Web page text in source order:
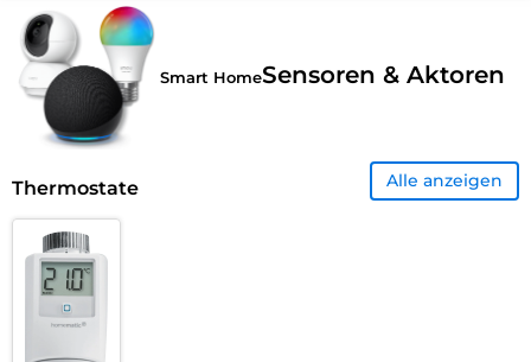
Smart HomeSensoren & Aktoren
Thermostate Alle anzeigen